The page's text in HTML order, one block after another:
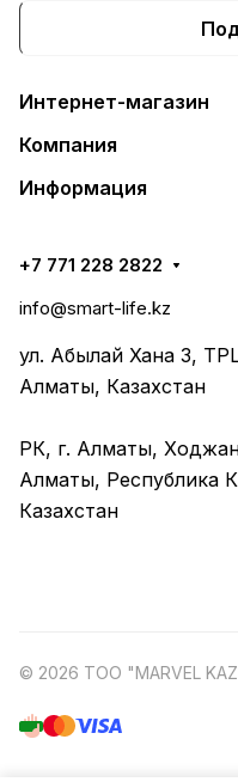
Интернет-магазин
Компания
Информация
+7 771 228 2822
info@smart-life.kz
ул. Абылай Хана 3,
Алматы, Казахстан
РК, г. Алматы,
Алматы, Республика
Казахстан
© 2026 ТОО "MARVEL